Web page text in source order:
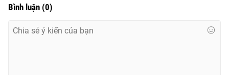
Bình luận (0)